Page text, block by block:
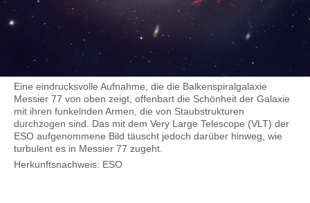
Eine eindrucksvolle Aufnahme, die die Balkenspiralgalaxie
Messier 77 von oben zeigt, offenbart die Schönheit der Galaxie
mit ihren funkelnden Armen, die von Staubstrukturen
durchzogen sind. Das mit dem Very Large Telescope (VLT) der
ESO aufgenommene Bild täuscht jedoch darüber hinweg, wie
turbulent es in Messier 77 zugeht.
Herkunftsnachweis: ESO